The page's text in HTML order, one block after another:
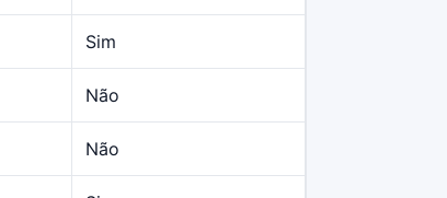
Sim
Não
Não